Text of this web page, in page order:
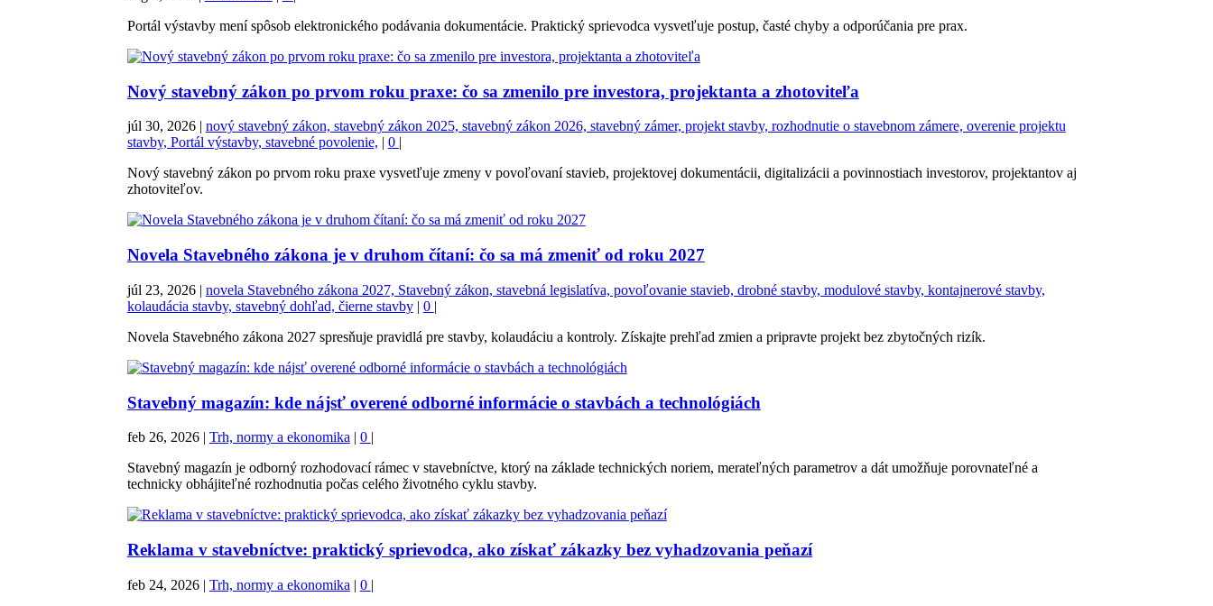
Portál výstavby mení spôsob elektronického podávania dokumentácie. Praktický sprievodca vysvetľuje postup, časté chyby a odporúčania pre prax.
Nový stavebný zákon po prvom roku praxe: čo sa zmenilo pre investora, projektanta a zhotoviteľa
júl 30, 2026| nový stavebný zákon, stavebný zákon 2025, stavebný zákon 2026, stavebný zámer, projekt stavby, rozhodnutie o stavebnom zámere, overenie projektu
stavby, Portál výstavby, stavebné povolenie, | 0 |
Nový stavebný zákon po prvom roku praxe vysvetľuje zmeny v povoľovaní stavieb, projektovej dokumentácii, digitalizácii a povinnostiach investorov, projektantov aj
zhotoviteľov.
Novela Stavebného zákona je v druhom čítaní: čo sa má zmeniť od roku 2027
júl 23, 2026| novela Stavebného zákona 2027, Stavebný zákon, stavebná legislatíva, povoľovanie stavieb, drobné stavby, modulové stavby, kontajnerové stavby,
kolaudácia stavby, stavebný dohľad, čierne stavby| 0 |
Novela Stavebného zákona 2027 spresňuje pravidlá pre stavby, kolaudáciu a kontroly. Získajte prehľad zmien a pripravte projekt bez zbytočných rizík.
Stavebný magazín: kde nájsť overené odborné informácie o stavbách a technológiách
feb 26, 2026| Trh, normy a ekonomika | 0 |
Stavebný magazín je odborný rozhodovací rámec v stavebníctve, ktorý na základe technických noriem, merateľných parametrov a dát umožňuje porovnateľné a
technicky obhájiteľné rozhodnutia počas celého životného cyklu stavby.
Reklama v stavebníctve: praktický sprievodca, ako získať zákazky bez vyhadzovania peňazí
feb 24, 2026| Trh, normy a ekonomika | 0 |